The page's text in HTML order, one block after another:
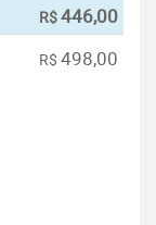
R$446,00
R$ 498,00